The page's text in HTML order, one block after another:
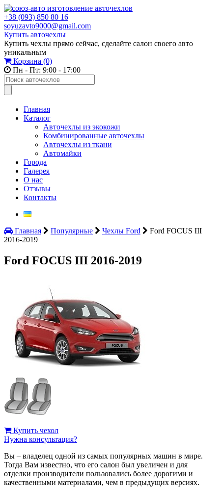
+38 (093) 850 80 16
soyuzavto9000@gmail.com
Купить авточехлы
Купить чехлы прямо сейчас, сделайте салон своего авто
уникальным
Корзина (0)
Пн - Пт: 9:00 - 17:00
Главная
Каталог
Авточехлы из экокожи
Комбинированные авточехлы
Авточехлы из ткани
Автомайки
Города
Галерея
О нас
Отзывы
Контакты
Главная Популярные Чехлы Ford
Ford FOCUS III
2016-2019
Ford FOCUS III 2016-2019
Купить чехол
Нужна консультация?
Вы – владелец одной из самых популярных машин в мире.
Тогда Вам известно, что его салон был увеличен и для
отделки производители пользовались более дорогими и
качественными материалами, чем в предыдущих версиях.